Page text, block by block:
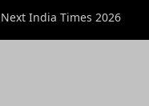
India Times 2026